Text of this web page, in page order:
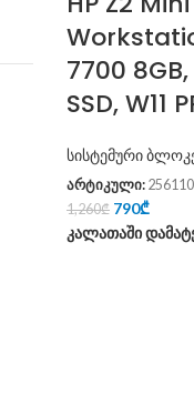
7700
SSD, W11
სისტემური
არტიკული:
1,260₾ 790₾
კალათაში